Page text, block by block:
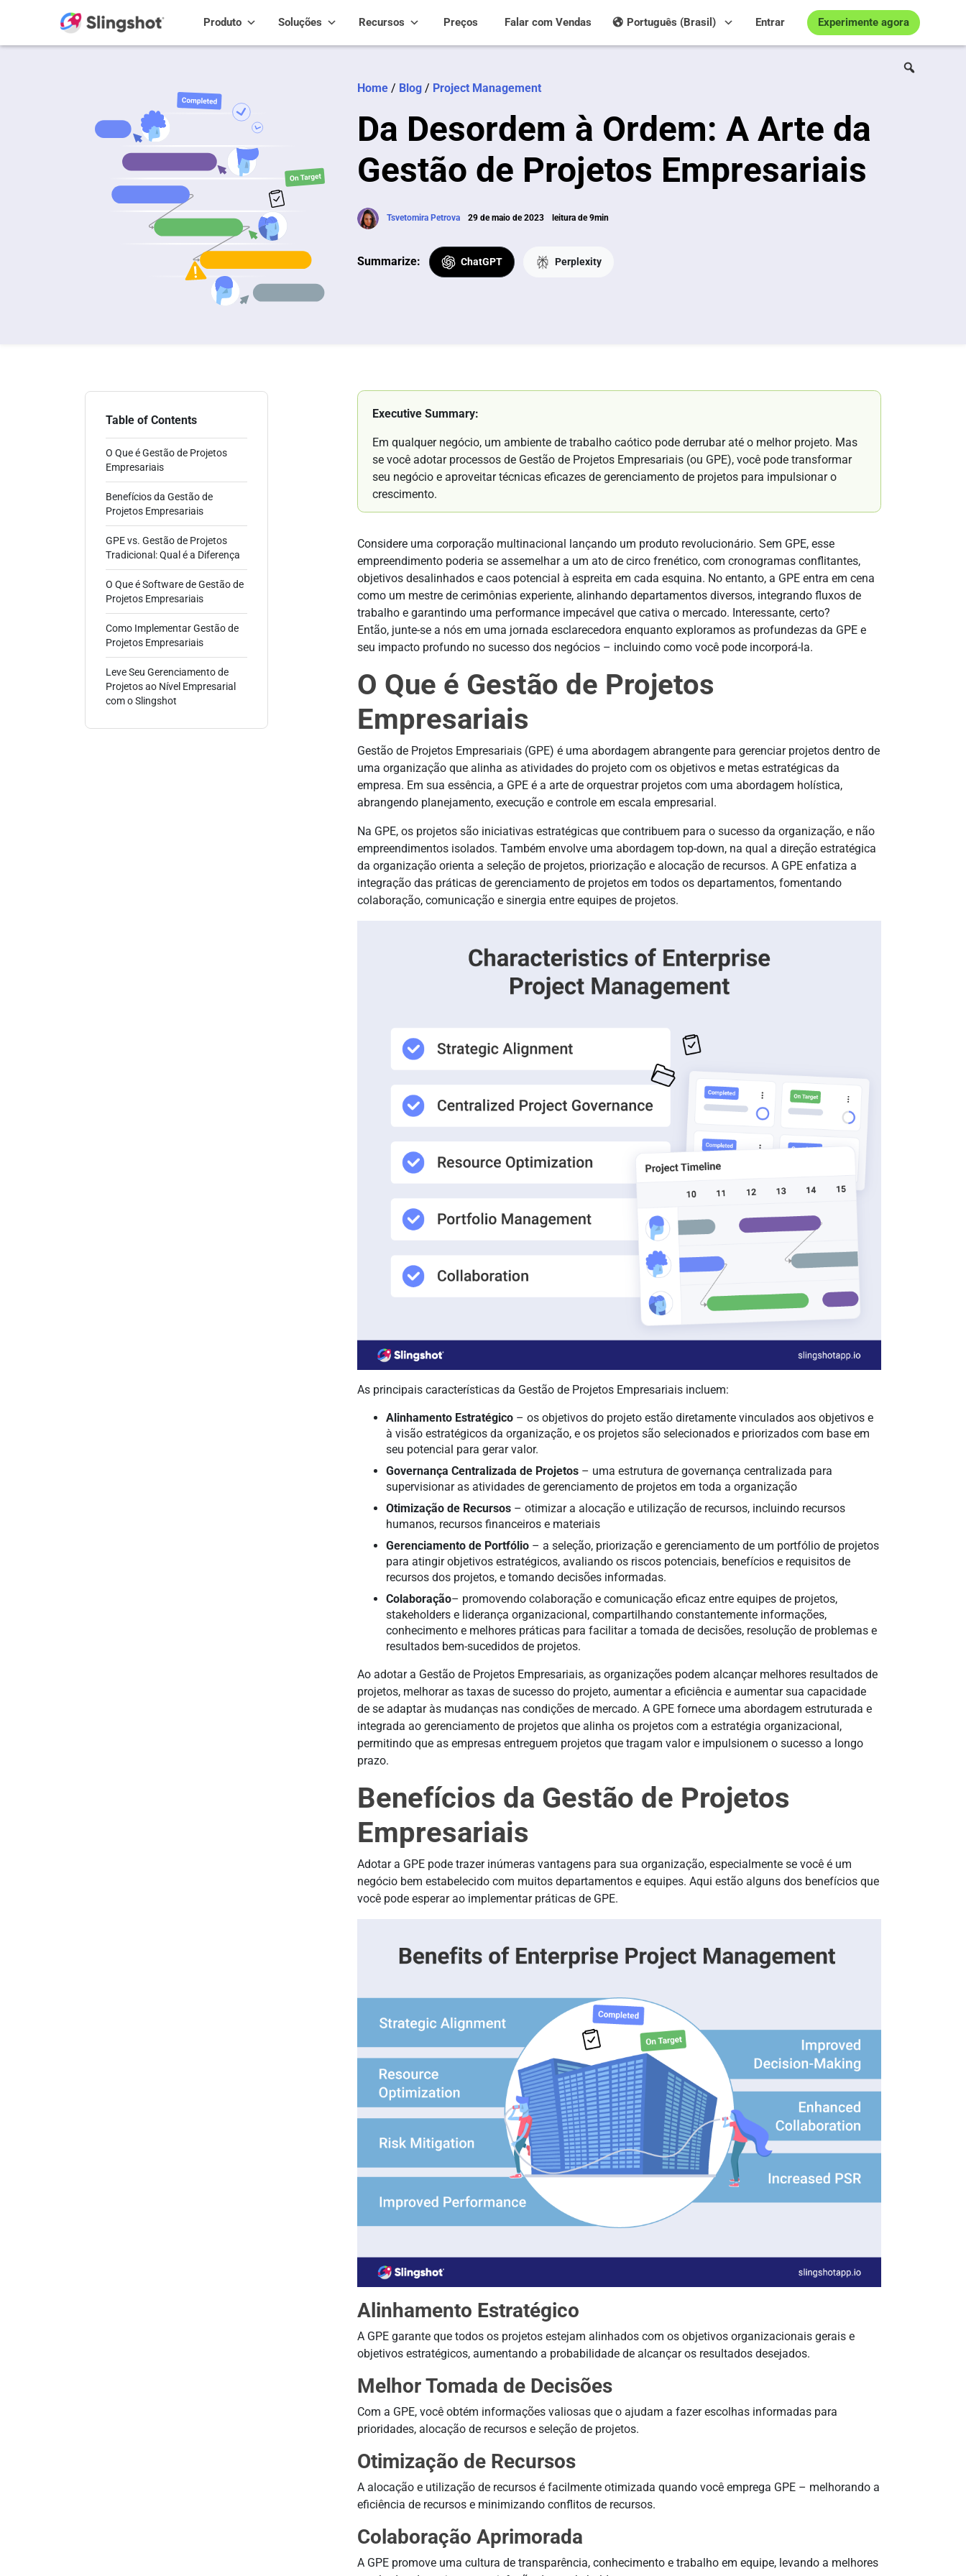
Produto Soluções Recursos Preços Experimente agora
Entrar
Português (Brasil)
Falar com Vendas
Home / Blog / Project Management
Da Desordem à Ordem: A Arte da
Gestão de Projetos Empresariais
Tsvetomira Petrova 29 de maio de 2023 leitura de 9min
Summarize: ChatGPT Perplexity
Table of Contents
O Que é Gestão de Projetos
Empresariais
Benefícios da Gestão de
Projetos Empresariais
GPE vs. Gestão de Projetos
Tradicional: Qual é a Diferença
O Que é Software de Gestão de
Projetos Empresariais
Como Implementar Gestão de
Projetos Empresariais
Leve Seu Gerenciamento de
Projetos ao Nível Empresarial
com o Slingshot
Executive Summary:
Em qualquer negócio, um ambiente de trabalho caótico pode derrubar até o melhor projeto. Mas
se você adotar processos de Gestão de Projetos Empresariais (ou GPE), você pode transformar
seu negócio e aproveitar técnicas eficazes de gerenciamento de projetos para impulsionar o
crescimento.
Considere uma corporação multinacional lançando um produto revolucionário. Sem GPE, esse
empreendimento poderia se assemelhar a um ato de circo frenético, com cronogramas conflitantes,
objetivos desalinhados e caos potencial à espreita em cada esquina. No entanto, a GPE entra em cena
como um mestre de cerimônias experiente, alinhando departamentos diversos, integrando fluxos de
trabalho e garantindo uma performance impecável que cativa o mercado. Interessante, certo?
Então, junte-se a nós em uma jornada esclarecedora enquanto exploramos as profundezas da GPE e
seu impacto profundo no sucesso dos negócios – incluindo como você pode incorporá-la.
O Que é Gestão de Projetos
Empresariais
Gestão de Projetos Empresariais (GPE) é uma abordagem abrangente para gerenciar projetos dentro de
uma organização que alinha as atividades do projeto com os objetivos e metas estratégicas da
empresa. Em sua essência, a GPE é a arte de orquestrar projetos com uma abordagem holística,
abrangendo planejamento, execução e controle em escala empresarial.
Na GPE, os projetos são iniciativas estratégicas que contribuem para o sucesso da organização, e não
empreendimentos isolados. Também envolve uma abordagem top-down, na qual a direção estratégica
da organização orienta a seleção de projetos, priorização e alocação de recursos. A GPE enfatiza a
integração das práticas de gerenciamento de projetos em todos os departamentos, fomentando
colaboração, comunicação e sinergia entre equipes de projetos.
As principais características da Gestão de Projetos Empresariais incluem:
Alinhamento Estratégico – os objetivos do projeto estão diretamente vinculados aos objetivos e
à visão estratégicos da organização, e os projetos são selecionados e priorizados com base em
seu potencial para gerar valor.
Governança Centralizada de Projetos – uma estrutura de governança centralizada para
supervisionar as atividades de gerenciamento de projetos em toda a organização
Otimização de Recursos – otimizar a alocação e utilização de recursos, incluindo recursos
humanos, recursos financeiros e materiais
Gerenciamento de Portfólio – a seleção, priorização e gerenciamento de um portfólio de projetos
para atingir objetivos estratégicos, avaliando os riscos potenciais, benefícios e requisitos de
recursos dos projetos, e tomando decisões informadas.
Colaboração– promovendo colaboração e comunicação eficaz entre equipes de projetos,
stakeholders e liderança organizacional, compartilhando constantemente informações,
conhecimento e melhores práticas para facilitar a tomada de decisões, resolução de problemas e
resultados bem-sucedidos de projetos.
Ao adotar a Gestão de Projetos Empresariais, as organizações podem alcançar melhores resultados de
projetos, melhorar as taxas de sucesso do projeto, aumentar a eficiência e aumentar sua capacidade
de se adaptar às mudanças nas condições de mercado. A GPE fornece uma abordagem estruturada e
integrada ao gerenciamento de projetos que alinha os projetos com a estratégia organizacional,
permitindo que as empresas entreguem projetos que tragam valor e impulsionem o sucesso a longo
prazo.
Benefícios da Gestão de Projetos
Empresariais
Adotar a GPE pode trazer inúmeras vantagens para sua organização, especialmente se você é um
negócio bem estabelecido com muitos departamentos e equipes. Aqui estão alguns dos benefícios que
você pode esperar ao implementar práticas de GPE.
Alinhamento Estratégico
A GPE garante que todos os projetos estejam alinhados com os objetivos organizacionais gerais e
objetivos estratégicos, aumentando a probabilidade de alcançar os resultados desejados.
Melhor Tomada de Decisões
Com a GPE, você obtém informações valiosas que o ajudam a fazer escolhas informadas para
prioridades, alocação de recursos e seleção de projetos.
Otimização de Recursos
A alocação e utilização de recursos é facilmente otimizada quando você emprega GPE – melhorando a
eficiência de recursos e minimizando conflitos de recursos.
Colaboração Aprimorada
A GPE promove uma cultura de transparência, conhecimento e trabalho em equipe, levando a melhores